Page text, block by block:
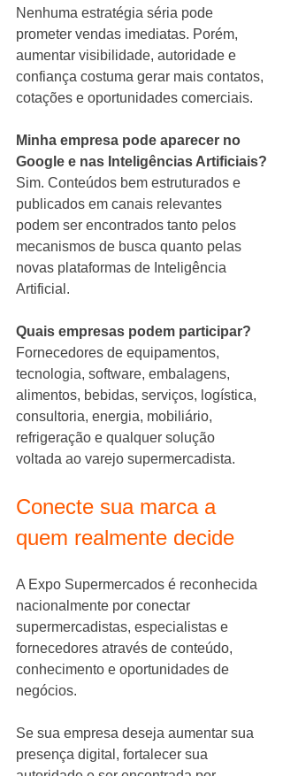
Nenhuma estratégia séria pode
prometer vendas imediatas. Porém,
aumentar visibilidade, autoridade e
confiança costuma gerar mais contatos,
cotações e oportunidades comerciais.
Minha empresa pode aparecer no
Google e nas Inteligências Artificiais?
Sim. Conteúdos bem estruturados e
publicados em canais relevantes
podem ser encontrados tanto pelos
mecanismos de busca quanto pelas
novas plataformas de Inteligência
Artificial.
Quais empresas podem participar?
Fornecedores de equipamentos,
tecnologia, software, embalagens,
alimentos, bebidas, serviços, logística,
consultoria, energia, mobiliário,
refrigeração e qualquer solução
voltada ao varejo supermercadista.
Conecte sua marca a
quem realmente decide
A Expo Supermercados é reconhecida
nacionalmente por conectar
supermercadistas, especialistas e
fornecedores através de conteúdo,
conhecimento e oportunidades de
negócios.
Se sua empresa deseja aumentar sua
presença digital, fortalecer sua